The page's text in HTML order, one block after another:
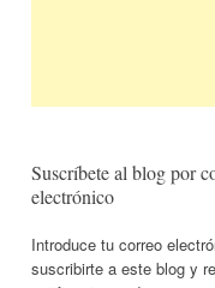
Suscríbete al blog por
electrónico
Introduce tu correo
suscribirte a este blog y